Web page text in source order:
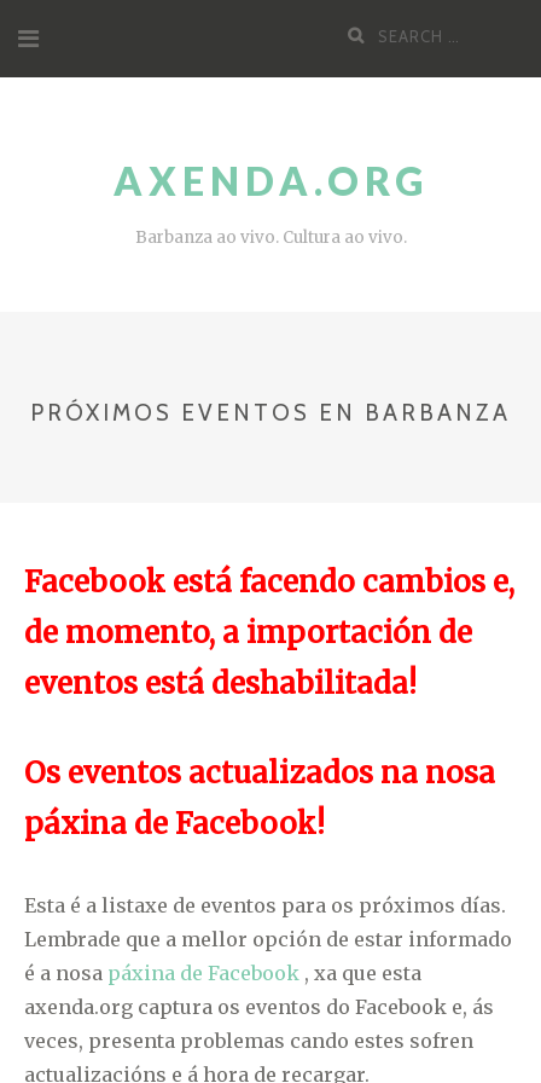
content
Search
AXENDA.ORG
Barbanza ao vivo. Cultura ao vivo.
PRÓXIMOS EVENTOS EN BARBANZA
Facebook está facendo cambios e,
de momento, a importación de
eventos está deshabilitada!
Os eventos actualizados na nosa
páxina de Facebook!
Esta é a listaxe de eventos para os próximos días.
Lembrade que a mellor opción de estar informado
é a nosa páxina de Facebook , xa que esta
axenda.org captura os eventos do Facebook e, ás
veces, presenta problemas cando estes sofren
actualizacións e á hora de recargar.